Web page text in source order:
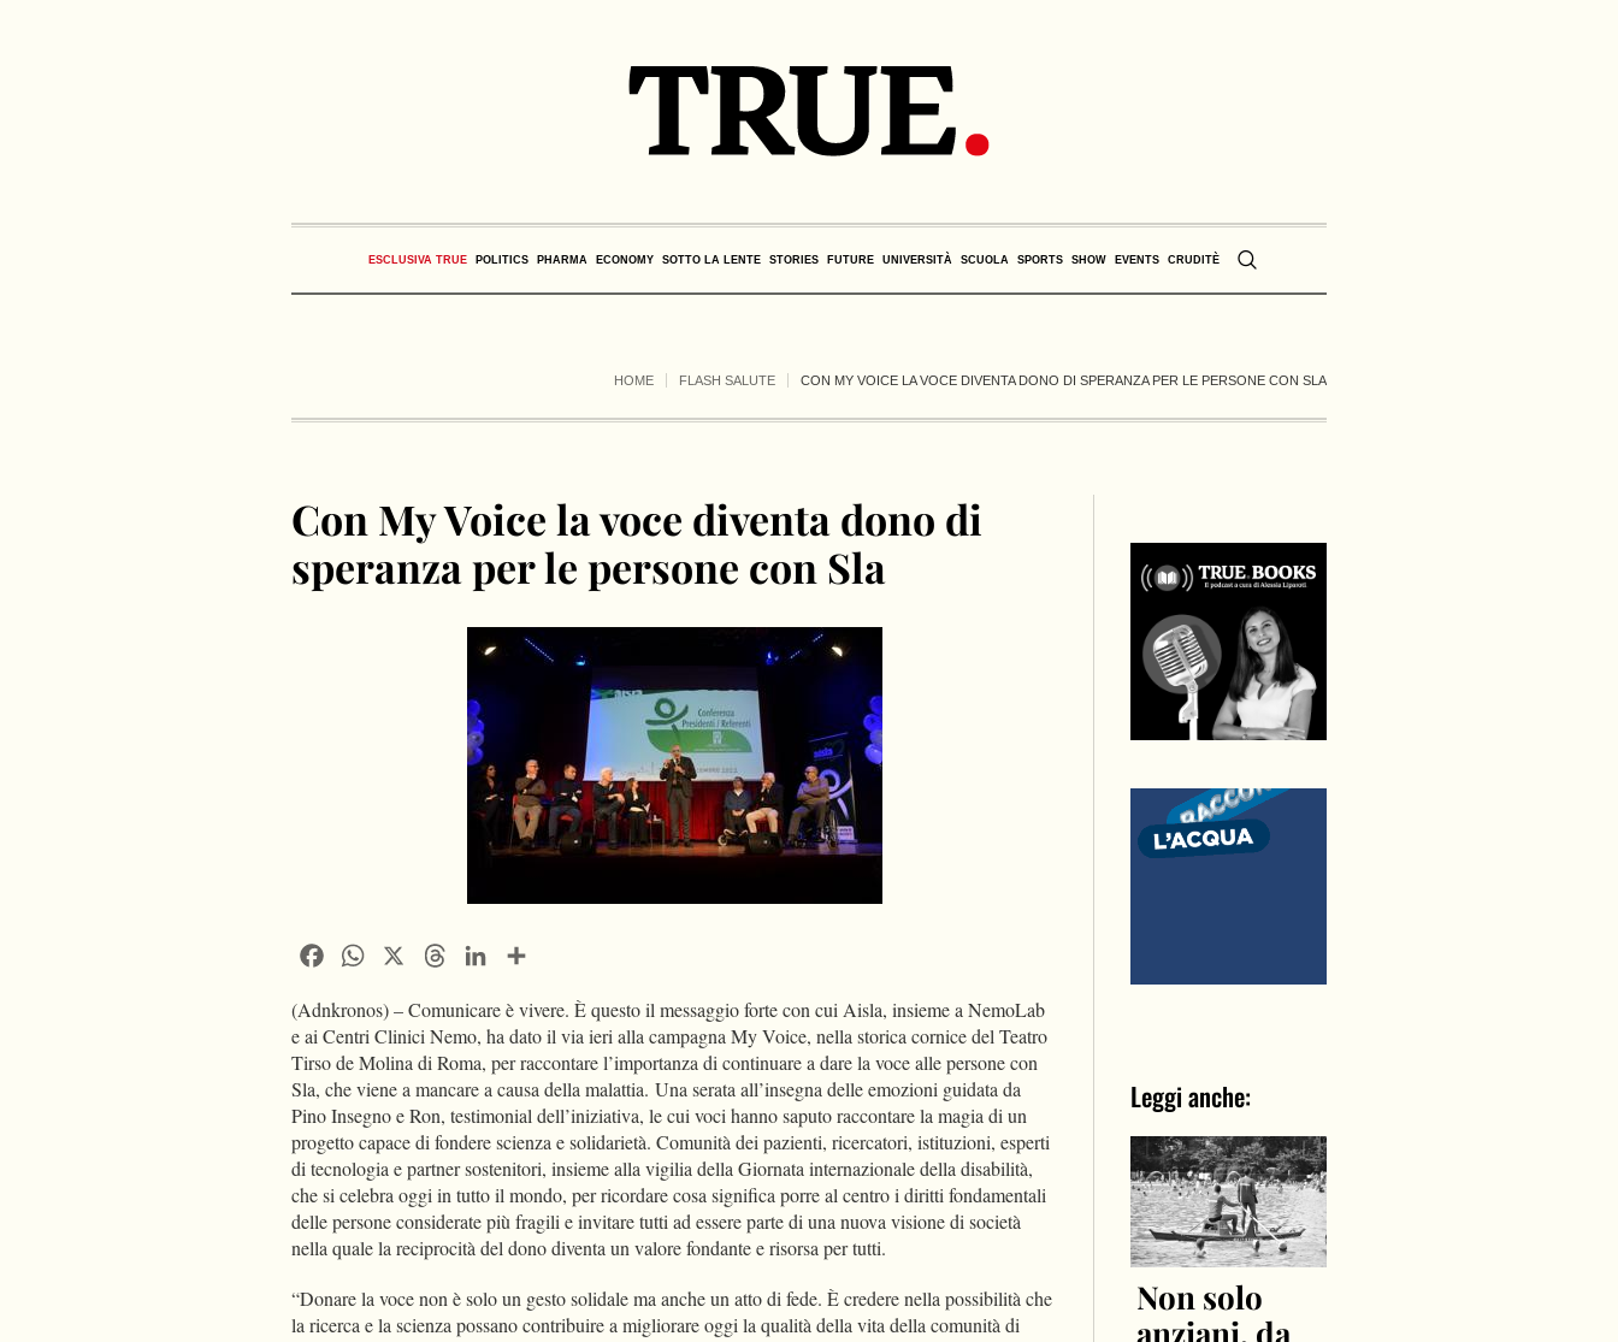
ESCLUSIVA TRUE POLITICS PHARMA ECONOMY SOTTO LA LENTE STORIES FUTURE UNIVERSITÀ SCUOLA SPORTS SHOW EVENTS CRUDITÈ
HOME FLASH SALUTE CON MY VOICE LA VOCE DIVENTA DONO DI SPERANZA PER LE PERSONE CON SLA
Con My Voice la voce diventa dono di
speranza per le persone con Sla
FacebookWhatsApp ThreadsLinkedIn
(Adnkronos) – Comunicare è vivere. È questo il messaggio forte con cui Aisla, insieme a NemoLab
e ai Centri Clinici Nemo, ha dato il via ieri alla campagna My Voice, nella storica cornice del Teatro
Tirso de Molina di Roma, per raccontare l’importanza di continuare a dare la voce alle persone con
Sla, che viene a mancare a causa della malattia. Una serata all’insegna delle emozioni guidata da
Pino Insegno e Ron, testimonial dell’iniziativa, le cui voci hanno saputo raccontare la magia di un
progetto capace di fondere scienza e solidarietà. Comunità dei pazienti, ricercatori, istituzioni, esperti
di tecnologia e partner sostenitori, insieme alla vigilia della Giornata internazionale della disabilità,
che si celebra oggi in tutto il mondo, per ricordare cosa significa porre al centro i diritti fondamentali
delle persone considerate più fragili e invitare tutti ad essere parte di una nuova visione di società
nella quale la reciprocità del dono diventa un valore fondante e risorsa per tutti.
“Donare la voce non è solo un gesto solidale ma anche un atto di fede. È credere nella possibilità che
la ricerca e la scienza possano contribuire a migliorare oggi la qualità della vita della comunità di
Leggi anche:
Non solo
anziani, da